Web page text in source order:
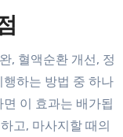
지오일에 대해 알아
, 혈액순환 개선, 정
하는 방법 중 하나
이 효과는 배가됩
고, 마사지할 때의